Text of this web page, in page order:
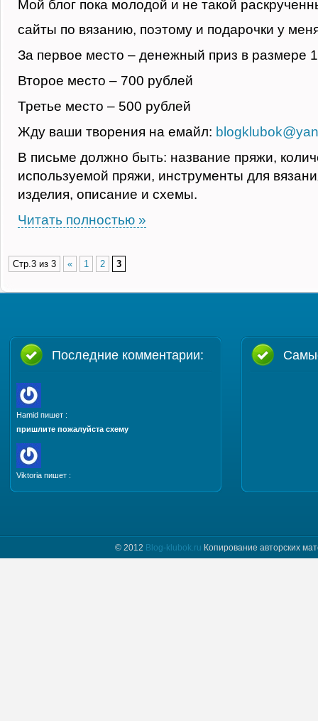
Мой блог пока молодой и не такой
сайты по вязанию, поэтому и подарочки у
За первое место – денежный приз в размере
Второе место – 700 рублей
Третье место – 500 рублей
Жду ваши творения на емайл:
В письме должно быть: название пряжи,
используемой пряжи, инструменты для
изделия, описание и схемы.
Читать полностью »
Стр.3 из 3 « 1 2 3
Последние комментарии:
Hamid пишет :
пришлите пожалуйста схему
Viktoria пишет :
Добрый день. Пришлите, пожалуйста мастер класс
© 2012 Blog-klubok.ru Копирование авторских